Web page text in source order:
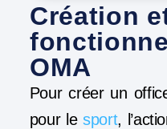
Création
OMA
Pour créer un
pour lesport,